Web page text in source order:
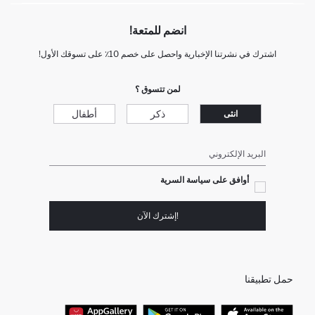
انضم للمتعة!
اشترك في نشرتنا الإخبارية واحصل على خصم 10٪ على تسوقك الأول!
لمن تتسوق ؟
انثى ذكر أطفال
البريد الإلكتروني
أوافق على سياسة السرية
!إشترك الآن
حمل تطبيقنا